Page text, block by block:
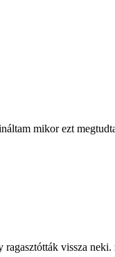
mikor ezt
vissza